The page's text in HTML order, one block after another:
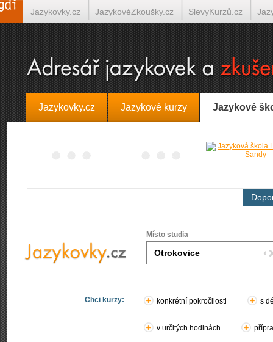
Jazykovky.cz Jazykové kurzy Jazykové
Místo studia
Chci kurzy: konkrétní pokročilosti s
v určitých hodinách
Jazykovky.cz JazykovéZkoušky.cz SlevyKurzů.cz
Španělština on-line Italština on-line Tlumočení-